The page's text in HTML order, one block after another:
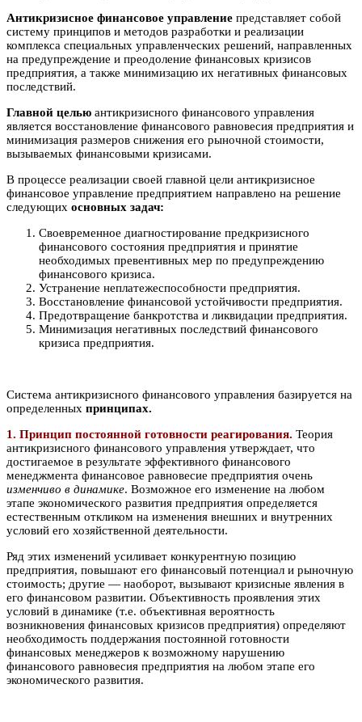
Антикризисное финансовое управление представляет собой
систему принципов и методов разработки и реализации
комплекса специальных управленческих решений, направленных
на предупреждение и преодоление финансовых кризисов
предприятия, а также минимизацию их негативных финансовых
последствий.
Главной целью антикризисного финансового управления
является восстановление финансового равновесия предприятия и
минимизация размеров снижения его рыночной стоимости,
вызываемых финансовыми кризисами.
В процессе реализации своей главной цели антикризисное
финансовое управление предприятием направлено на решение
следующих основных задач:
Своевременное диагностирование предкризисного
финансового состояния предприятия и принятие
необходимых превентивных мер по предупреждению
финансового кризиса.
Устранение неплатежеспособности предприятия.
Восстановление финансовой устойчивости предприятия.
Предотвращение банкротства и ликвидации предприятия.
Минимизация негативных последствий финансового
кризиса предприятия.
Система антикризисного финансового управления базируется на
определенных принципах.
1. Принцип постоянной готовности реагирования. Теория
антикризисного финансового управления утверждает, что
достигаемое в результате эффективного финансового
менеджмента финансовое равновесие предприятия очень
изменчиво в динамике. Возможное его изменение на любом
этапе экономического развития предприятия определяется
естественным откликом на изменения внешних и внутренних
условий его хозяйственной деятельности.
Ряд этих изменений усиливает конкурентную позицию
предприятия, повышают его финансовый потенциал и рыночную
стоимость; другие — наоборот, вызывают кризисные явления в
его финансовом развитии. Объективность проявления этих
условий в динамике (т.е. объективная вероятность
возникновения финансовых кризисов предприятия) определяют
необходимость поддержания постоянной готовности
финансовых менеджеров к возможному нарушению
финансового равновесия предприятия на любом этапе его
экономического развития.